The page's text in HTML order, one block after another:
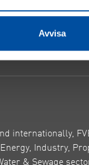
Avvisa
internationally,
Industry,
& Sewage